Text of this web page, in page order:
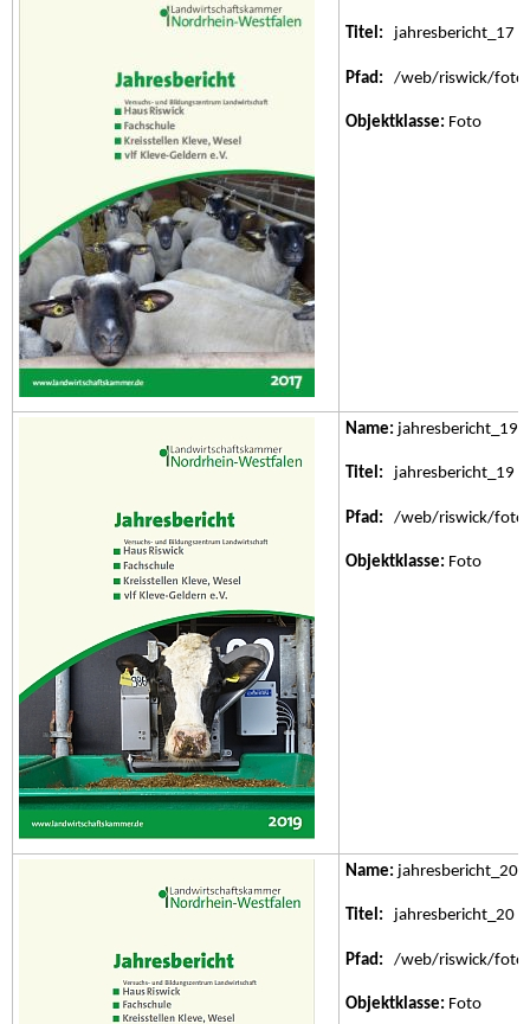
Titel: jahresbericht_17
Pfad: /web/riswick/
Objektklasse: Foto
Name:
Titel: jahresbericht_19
Pfad: /web/riswick/
Objektklasse: Foto
Name:
Titel: jahresbericht_20
Pfad: /web/riswick/
Objektklasse: Foto